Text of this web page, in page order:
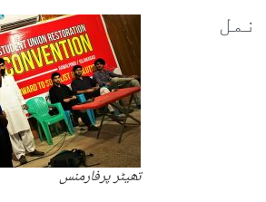
تھیٹر پرفارمنس
نمل